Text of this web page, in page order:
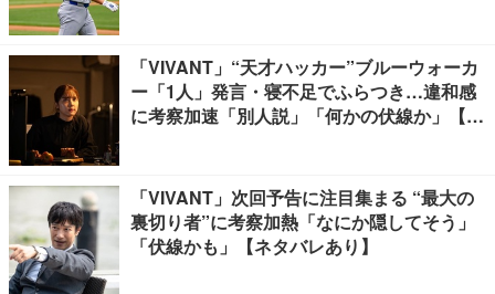
「VIVANT」“天才ハッカー”ブルーウォーカ
ー「1人」発言・寝不足でふらつき…違和感
に考察加速「別人説」「何かの伏線か」【ネ
「VIVANT」次回予告に注目集まる “最大の
裏切り者”に考察加熱「なにか隠してそう」
「伏線かも」【ネタバレあり】